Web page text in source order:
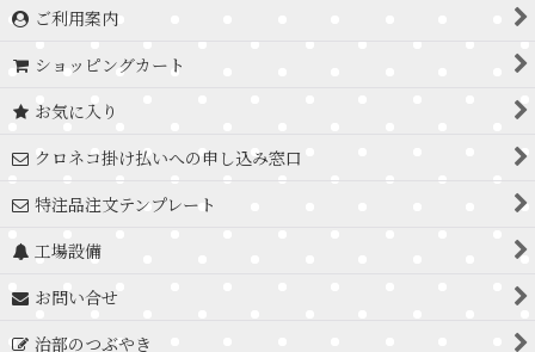
ご利用案内
ショッピングカート
お気に入り
クロネコ掛け払いへの申し込み窓口
特注品注文テンプレート
工場設備
お問い合せ
治部のつぶやき